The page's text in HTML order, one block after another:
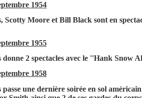
1954
Scotty Moore et Bill Black sont en
1955
donne 2 spectacles avec le ''Hank
1958
passe une dernière soirée en sol